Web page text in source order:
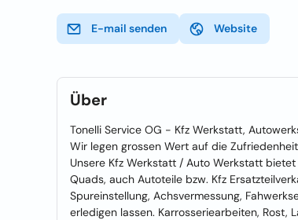
E-mail senden Website
Über
Tonelli Service OG - Kfz Werkstatt,
Wir legen grossen Wert auf die
Unsere Kfz Werkstatt / Auto Werkstatt
Quads, auch Autoteile bzw. Kfz
Spureinstellung, Achsvermessung,
erledigen lassen. Karrosseriearbeiten, Rost,